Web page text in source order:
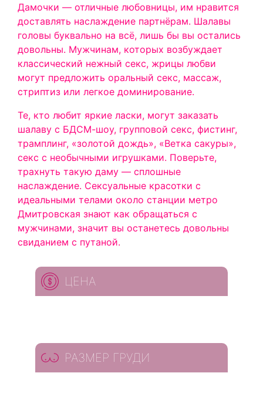
Дамочки — отличные любовницы, им нравится
доставлять наслаждение партнёрам. Шалавы
головы буквально на всё, лишь бы вы остались
довольны. Мужчинам, которых возбуждает
классический нежный секс, жрицы любви
могут предложить оральный секс, массаж,
стриптиз или легкое доминирование.
Те, кто любит яркие ласки, могут заказать
шалаву с БДСМ-шоу, групповой секс, фистинг,
трамплинг, «золотой дождь», «Ветка сакуры»,
секс с необычными игрушками. Поверьте,
трахнуть такую даму — сплошные
наслаждение. Сексуальные красотки с
идеальными телами около станции метро
Дмитровская знают как обращаться с
мужчинами, значит вы останетесь довольны
свиданием с путаной.
ЦЕНА
РАЗМЕР ГРУДИ